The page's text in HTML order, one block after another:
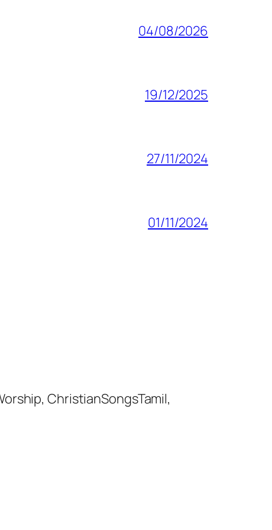
04/08/2026
19/12/2025
27/11/2024
01/11/2024
ChristianSongsTamil,